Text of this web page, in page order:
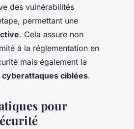
des vulnérabilités
permettant une
. Cela assure non
à la réglementation en
mais également la
cyberattaques ciblées.
pour